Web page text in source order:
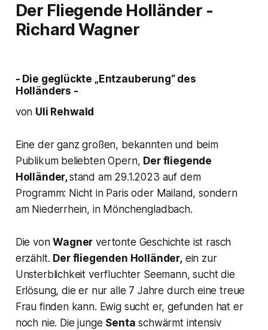
Der Fliegende Holländer -
Richard Wagner
- Die geglückte „Entzauberung“ des
Holländers -
von Uli Rehwald
Eine der ganz großen, bekannten und beim
Publikum beliebten Opern, Der fliegende
Holländer,stand am 29.1.2023 auf dem
Programm: Nicht in Paris oder Mailand, sondern
am Niederrhein, in Mönchengladbach.
Die vonWagner vertonte Geschichte ist rasch
erzählt. Der fliegenden Holländer,ein zur
Unsterblichkeit verfluchter Seemann, sucht die
Erlösung, die er nur alle 7 Jahre durch eine treue
Frau finden kann. Ewig sucht er, gefunden hat er
noch nie. Die junge Senta schwärmt intensiv